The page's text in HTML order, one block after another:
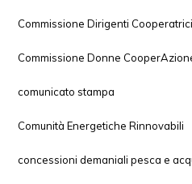
Commissione Dirigenti Cooperatrici
Commissione Donne
comunicato stampa
Comunità Energetiche Rinnovabili
concessioni demaniali pesca e